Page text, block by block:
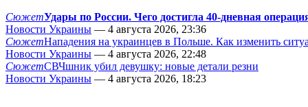
СюжетУдары по России. Чего достигла 40-дневная
Новости Украины — 4 августа 2026, 23:36
СюжетНападения на украинцев в Польше. Как изменить
Новости Украины — 4 августа 2026, 22:48
СюжетСВЧшник убил девушку: новые детали резни
Новости Украины — 4 августа 2026, 18:23